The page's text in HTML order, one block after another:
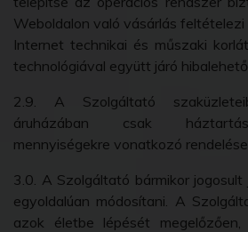
Weboldalon való vásárlás
Internet technikai és műszaki
technológiával együtt járó
2.9. A Szolgáltató
áruházában csak
mennyiségekre vonatkozó
3.0. A Szolgáltató bármikor
egyoldalúan módosítani. A
azok életbe lépését